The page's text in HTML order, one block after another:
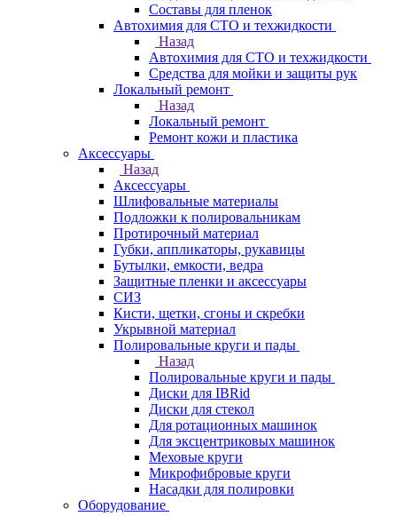
Составы для пленок
Автохимия для СТО и техжидкости
Назад
Автохимия для СТО и техжидкости
Средства для мойки и защиты рук
Локальный ремонт
Назад
Локальный ремонт
Ремонт кожи и пластика
Аксессуары
Назад
Аксессуары
Шлифовальные материалы
Подложки к полировальникам
Протирочный материал
Губки, аппликаторы, рукавицы
Бутылки, емкости, ведра
Защитные пленки и аксессуары
СИЗ
Кисти, щетки, сгоны и скребки
Укрывной материал
Полировальные круги и пады
Назад
Полировальные круги и пады
Диски для IBRid
Диски для стекол
Для ротационных машинок
Для эксцентриковых машинок
Меховые круги
Микрофибровые круги
Насадки для полировки
Оборудование